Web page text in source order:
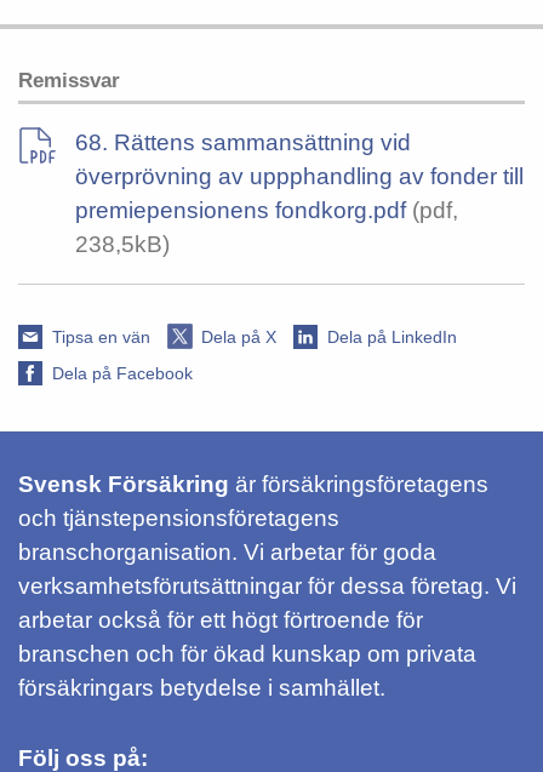
Remissvar
68. Rättens sammansättning vid
överprövning av uppphandling av fonder till
premiepensionens fondkorg.pdf(pdf,
238,5kB)
Tipsa en vän Dela på X
Dela på LinkedIn
Dela på Facebook
Svensk Försäkring är försäkringsföretagens
och tjänstepensionsföretagens
branschorganisation. Vi arbetar för goda
verksamhetsförutsättningar för dessa företag. Vi
arbetar också för ett högt förtroende för
branschen och för ökad kunskap om privata
försäkringars betydelse i samhället.
Följ oss på: